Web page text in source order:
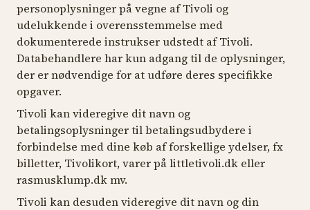
personoplysninger på vegne af Tivoli og
udelukkende i overensstemmelse med
dokumenterede instrukser udstedt af Tivoli.
Databehandlere har kun adgang til de oplysninger,
der er nødvendige for at udføre deres specifikke
opgaver.
Tivoli kan videregive dit navn og
betalingsoplysninger til betalingsudbydere i
forbindelse med dine køb af forskellige ydelser, fx
billetter, Tivolikort, varer på littletivoli.dk eller
rasmusklump.dk mv.
Tivoli kan desuden videregive dit navn og din